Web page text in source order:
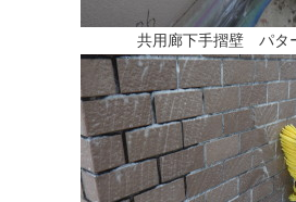
共用廊下手摺壁 パタ